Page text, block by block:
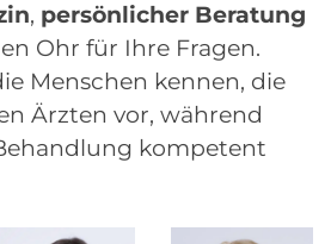
, persönlicher Beratung
Ohr für Ihre Fragen.
Menschen kennen, die
Ärzten vor, während
kompetent